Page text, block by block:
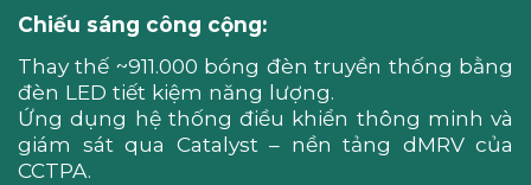
Chiếu sáng công cộng:
Thay thế ~911.000 bóng đèn truyền thống bằng
đèn LED tiết kiệm năng lượng.
Ứng dụng hệ thống điều khiển thông minh và
giám sát qua Catalyst – nền tảng dMRV của
CCTPA.